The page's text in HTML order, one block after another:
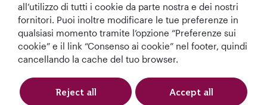
T&C Informativa sui cookie Informativa sulla privacy
all’utilizzo di tutti i cookie da parte nostra e dei nostri
fornitori. Puoi inoltre modificare le tue preferenze in
qualsiasi momento tramite l’opzione “Preferenze sui
cookie” e il link “Consenso ai cookie” nel footer, quindi
cancellando la cache del tuo browser.
Reject all Accept all